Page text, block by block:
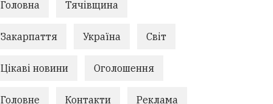
Головна Тячівщина
Закарпаття Україна Світ
Цікаві новини Оголошення
Головне Контакти Реклама